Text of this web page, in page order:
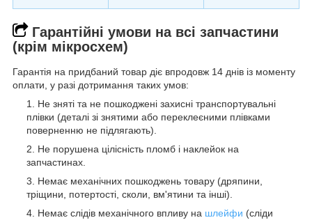
Гарантійні умови на всі запчастини
(крім мікросхем)
Гарантія на придбаний товар діє впродовж 14 днів із моменту
оплати, у разі дотримання таких умов:
Не зняті та не пошкоджені захисні транспортувальні
плівки (деталі зі знятими або переклеєними плівками
поверненню не підлягають).
Не порушена цілісність пломб і наклейок на
запчастинах.
Немає механічних пошкоджень товару (дряпини,
тріщини, потертості, сколи, вм'ятини та інші).
Немає слідів механічного впливу на шлейфи (сліди